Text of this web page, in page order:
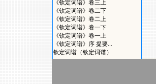
《钦定词谱》卷三上
《钦定词谱》卷二下
《钦定词谱》卷二上
《钦定词谱》卷一下
《钦定词谱》卷一上
《钦定词谱》序 提要...
钦定词谱（钦定词谱）